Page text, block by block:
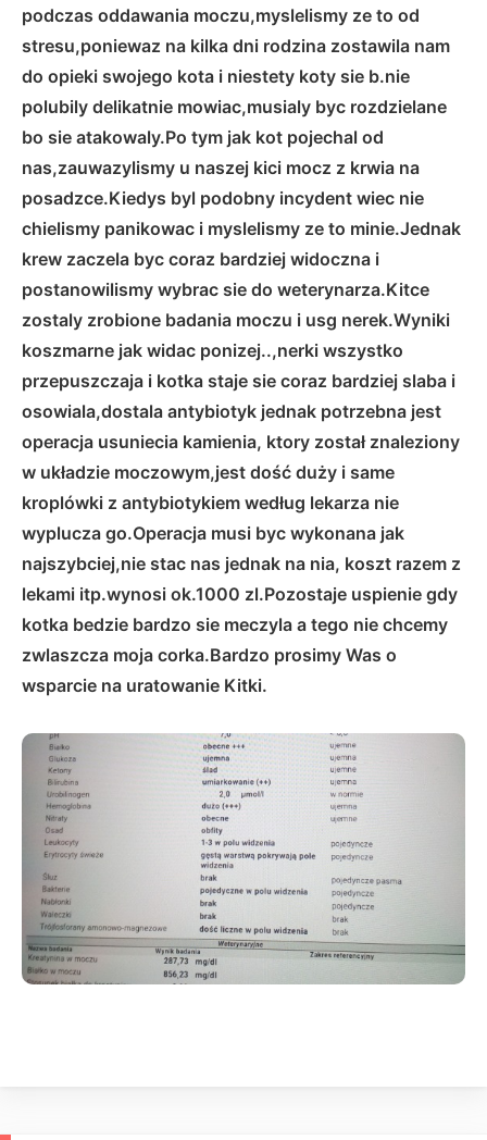
podczas oddawania moczu,myslelismy ze to od
stresu,poniewaz na kilka dni rodzina zostawila nam
do opieki swojego kota i niestety koty sie b.nie
polubily delikatnie mowiac,musialy byc rozdzielane
bo sie atakowaly.Po tym jak kot pojechal od
nas,zauwazylismy u naszej kici mocz z krwia na
posadzce.Kiedys byl podobny incydent wiec nie
chielismy panikowac i myslelismy ze to minie.Jednak
krew zaczela byc coraz bardziej widoczna i
postanowilismy wybrac sie do weterynarza.Kitce
zostaly zrobione badania moczu i usg nerek.Wyniki
koszmarne jak widac ponizej..,nerki wszystko
przepuszczaja i kotka staje sie coraz bardziej slaba i
osowiala,dostala antybiotyk jednak potrzebna jest
operacja usuniecia kamienia, ktory został znaleziony
w układzie moczowym,jest dość duży i same
kroplówki z antybiotykiem według lekarza nie
wyplucza go.Operacja musi byc wykonana jak
najszybciej,nie stac nas jednak na nia, koszt razem z
lekami itp.wynosi ok.1000 zl.Pozostaje uspienie gdy
kotka bedzie bardzo sie meczyla a tego nie chcemy
zwlaszcza moja corka.Bardzo prosimy Was o
wsparcie na uratowanie Kitki.